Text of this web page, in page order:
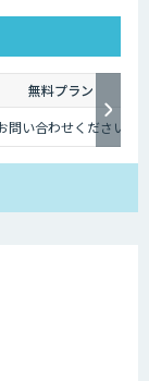
無料プラン
問い合わせください